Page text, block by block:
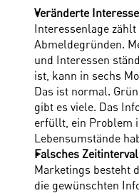
Veränderte
Interessenlage
Abmeldegründen.
und Interessen
ist, kann in sechs
Das ist normal.
gibt es viele. Das
erfüllt, ein Problem
Lebensumstände
Falsches
Marketings besteht
die gewünschten